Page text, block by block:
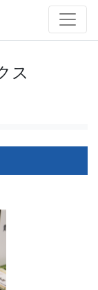
ス